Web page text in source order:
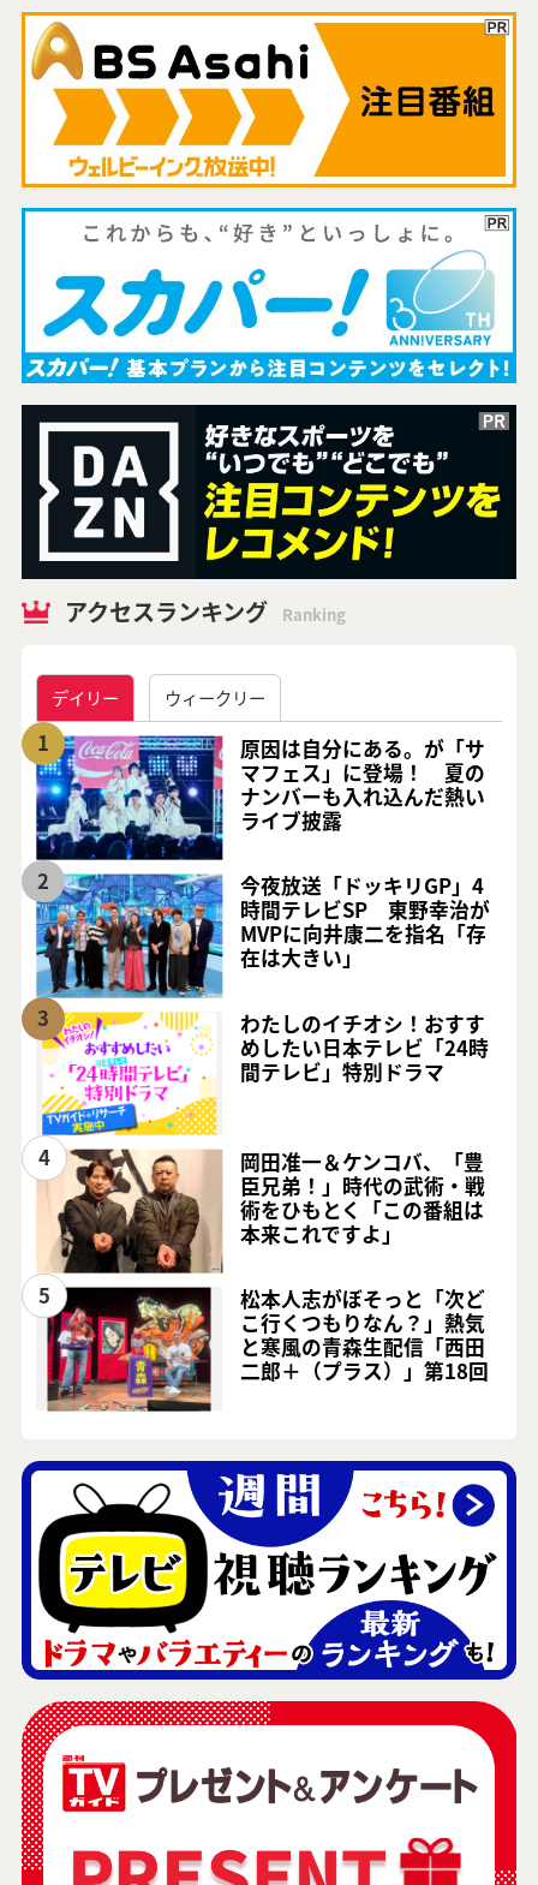
アクセスランキング Ranking
デイリー ウィークリー
1
原因は自分にある。が「サ
マフェス」に登場！ 夏の
ナンバーも入れ込んだ熱い
ライブ披露
2
今夜放送「ドッキリGP」4
時間テレビSP 東野幸治が
MVPに向井康二を指名「存
在は大きい」
3
わたしのイチオシ！おすす
めしたい日本テレビ「24時
間テレビ」特別ドラマ
4
岡田准一＆ケンコバ、「豊
臣兄弟！」時代の武術・戦
術をひもとく「この番組は
本来これですよ」
5
松本人志がぼそっと「次ど
こ行くつもりなん？」熱気
と寒風の青森生配信「西田
二郎＋（プラス）」第18回